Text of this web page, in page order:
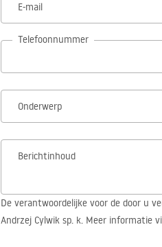
E-mail
Telefoonnummer
Onderwerp
Berichtinhoud
De verantwoordelijke voor de door u
Andrzej Cylwik sp. k. Meer informatie